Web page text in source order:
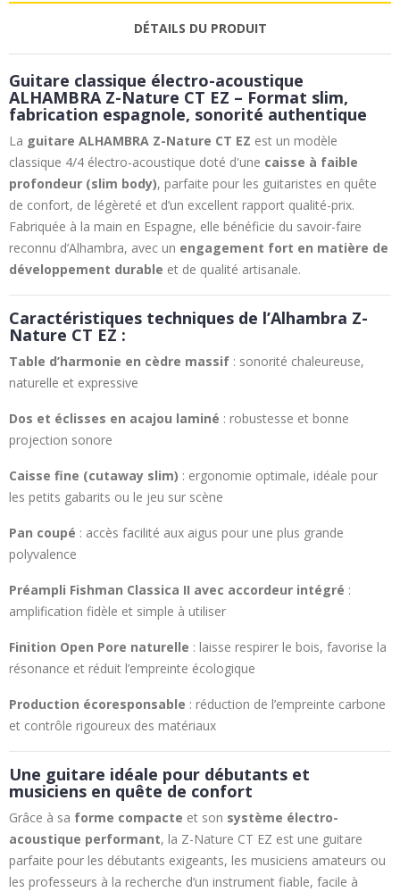
DÉTAILS DU PRODUIT
Guitare classique électro-acoustique
ALHAMBRA Z-Nature CT EZ – Format slim,
fabrication espagnole, sonorité authentique
La guitare ALHAMBRA Z-Nature CT EZ est un modèle
classique 4/4 électro-acoustique doté d'une caisse à faible
profondeur (slim body), parfaite pour les guitaristes en quête
de confort, de légèreté et d’un excellent rapport qualité-prix.
Fabriquée à la main en Espagne, elle bénéficie du savoir-faire
reconnu d’Alhambra, avec un engagement fort en matière de
développement durable et de qualité artisanale.
Caractéristiques techniques de l’Alhambra Z-
Nature CT EZ :
Table d’harmonie en cèdre massif : sonorité chaleureuse,
naturelle et expressive
Dos et éclisses en acajou laminé : robustesse et bonne
projection sonore
Caisse fine (cutaway slim) : ergonomie optimale, idéale pour
les petits gabarits ou le jeu sur scène
Pan coupé : accès facilité aux aigus pour une plus grande
polyvalence
Préampli Fishman Classica II avec accordeur intégré :
amplification fidèle et simple à utiliser
Finition Open Pore naturelle : laisse respirer le bois, favorise la
résonance et réduit l’empreinte écologique
Production écoresponsable : réduction de l’empreinte carbone
et contrôle rigoureux des matériaux
Une guitare idéale pour débutants et
musiciens en quête de confort
Grâce à sa forme compacte et son système électro-
acoustique performant, la Z-Nature CT EZ est une guitare
parfaite pour les débutants exigeants, les musiciens amateurs ou
les professeurs à la recherche d’un instrument fiable, facile à